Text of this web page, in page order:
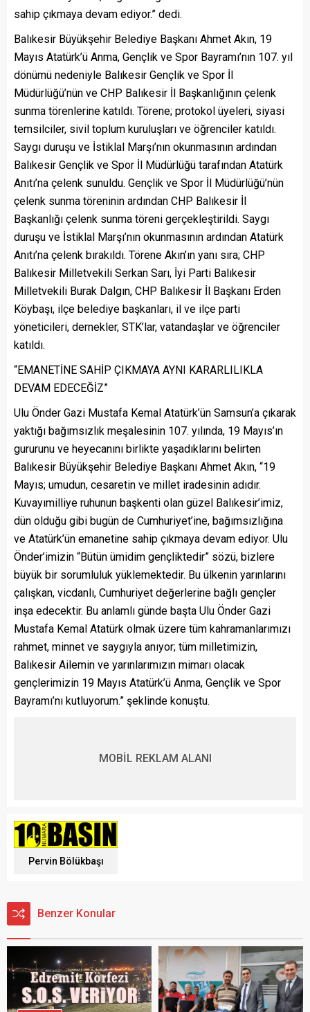
sahip çıkmaya devam ediyor.” dedi.
Balıkesir Büyükşehir Belediye Başkanı Ahmet Akın, 19
Mayıs Atatürk’ü Anma, Gençlik ve Spor Bayramı’nın 107. yıl
dönümü nedeniyle Balıkesir Gençlik ve Spor İl
Müdürlüğü’nün ve CHP Balıkesir İl Başkanlığının çelenk
sunma törenlerine katıldı. Törene; protokol üyeleri, siyasi
temsilciler, sivil toplum kuruluşları ve öğrenciler katıldı.
Saygı duruşu ve İstiklal Marşı’nın okunmasının ardından
Balıkesir Gençlik ve Spor İl Müdürlüğü tarafından Atatürk
Anıtı’na çelenk sunuldu. Gençlik ve Spor İl Müdürlüğü’nün
çelenk sunma töreninin ardından CHP Balıkesir İl
Başkanlığı çelenk sunma töreni gerçekleştirildi. Saygı
duruşu ve İstiklal Marşı’nın okunmasının ardından Atatürk
Anıtı’na çelenk bırakıldı. Törene Akın’ın yanı sıra; CHP
Balıkesir Milletvekili Serkan Sarı, İyi Parti Balıkesir
Milletvekili Burak Dalgın, CHP Balıkesir İl Başkanı Erden
Köybaşı, ilçe belediye başkanları, il ve ilçe parti
yöneticileri, dernekler, STK’lar, vatandaşlar ve öğrenciler
katıldı.
“EMANETİNE SAHİP ÇIKMAYA AYNI KARARLILIKLA
DEVAM EDECEĞİZ”
Ulu Önder Gazi Mustafa Kemal Atatürk’ün Samsun’a çıkarak
yaktığı bağımsızlık meşalesinin 107. yılında, 19 Mayıs’ın
gururunu ve heyecanını birlikte yaşadıklarını belirten
Balıkesir Büyükşehir Belediye Başkanı Ahmet Akın, “19
Mayıs; umudun, cesaretin ve millet iradesinin adıdır.
Kuvayımilliye ruhunun başkenti olan güzel Balıkesir’imiz,
dün olduğu gibi bugün de Cumhuriyet’ine, bağımsızlığına
ve Atatürk’ün emanetine sahip çıkmaya devam ediyor. Ulu
Önder’imizin “Bütün ümidim gençliktedir” sözü, bizlere
büyük bir sorumluluk yüklemektedir. Bu ülkenin yarınlarını
çalışkan, vicdanlı, Cumhuriyet değerlerine bağlı gençler
inşa edecektir. Bu anlamlı günde başta Ulu Önder Gazi
Mustafa Kemal Atatürk olmak üzere tüm kahramanlarımızı
rahmet, minnet ve saygıyla anıyor; tüm milletimizin,
Balıkesir Ailemin ve yarınlarımızın mimarı olacak
gençlerimizin 19 Mayıs Atatürk’ü Anma, Gençlik ve Spor
Bayramı’nı kutluyorum.” şeklinde konuştu.
MOBİL REKLAM ALANI
Pervin Bölükbaşı
Benzer Konular